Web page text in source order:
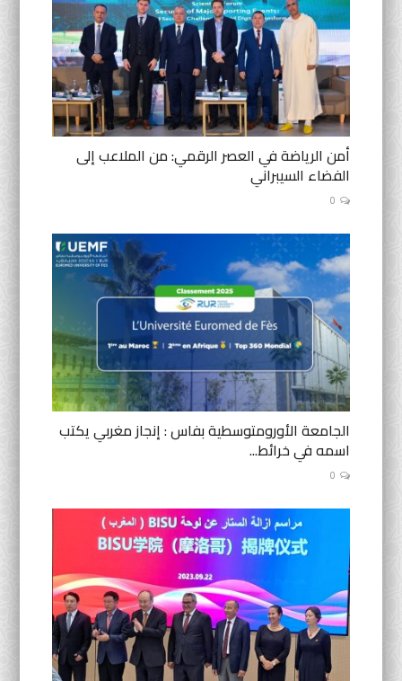
أمن الرياضة في العصر الرقمي: من الملاعب إلى
الفضاء السيبراني
0
الجامعة الأورومتوسطية بفاس : إنجاز مغربي يكتب
اسمه في خرائط...
0